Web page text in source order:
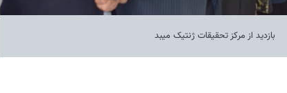
بازدید از مرکز تحقیقات ژنتیک میبد